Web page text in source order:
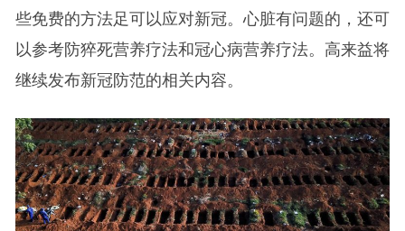
些免费的方法足可以应对新冠。心脏有问题的，还可
以参考防猝死营养疗法和冠心病营养疗法。高来益将
继续发布新冠防范的相关内容。